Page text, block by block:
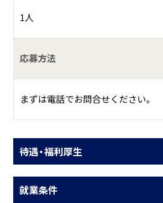
1人
応募方法
まずは電話でお問合せください。
待遇・福利厚生
就業条件